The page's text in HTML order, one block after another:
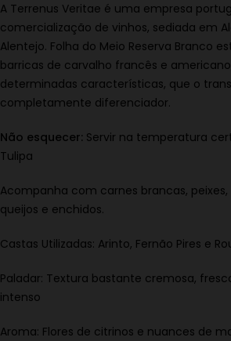
A Terrenus Veritae é uma empresa
comercialização de vinhos, sediada em
Alentejo. Folha do Meio Reserva Branco
barricas de carvalho francês e
determinadas características, que o
completamente diferenciador.
Não esquecer: Servir na temperatura
Tulipa
Acompanha com carnes brancas, peixes,
queijos e enchidos.
Castas Utilizadas: Arinto, Fernão Pires e
Paladar: Textura bastante cremosa,
intenso
Aroma: Flores de citrinos e nuances de